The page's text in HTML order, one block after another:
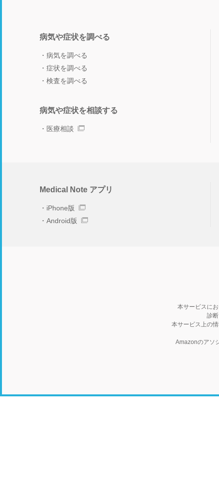
病気や症状を調べる
病気を調べる
症状を調べる
検査を調べる
病気や症状を相談する
医療相談
Medical Note アプリ
iPhone版
Android版
本サービスに
診
本サービス上の
Amazonのアソ